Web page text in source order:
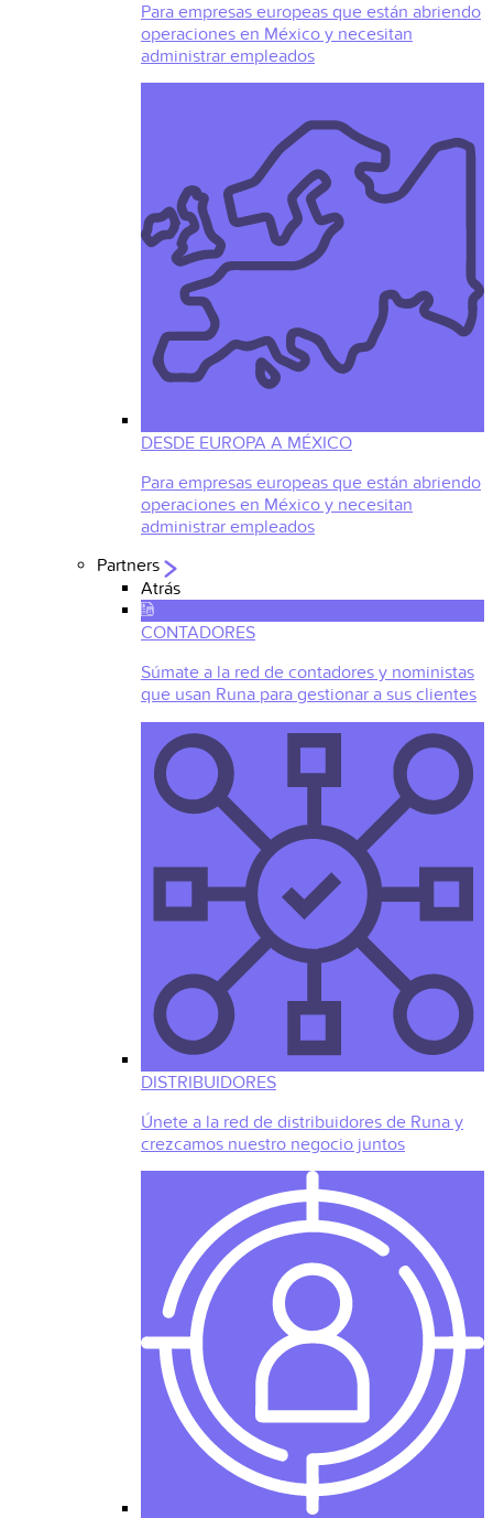
Para empresas europeas que están abriendo
operaciones en México y necesitan
administrar empleados
DESDE EUROPA A MÉXICO
Para empresas europeas que están abriendo
operaciones en México y necesitan
administrar empleados
Partners
Atrás
CONTADORES
Súmate a la red de contadores y noministas
que usan Runa para gestionar a sus clientes
DISTRIBUIDORES
Únete a la red de distribuidores de Runa y
crezcamos nuestro negocio juntos